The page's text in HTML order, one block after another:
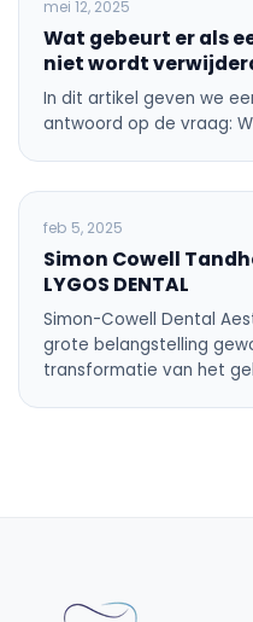
mei 12, 2025
Wat gebeurt er als
niet wordt
In dit artikel geven we
antwoord op de vraag:
ALGEMENE
feb 5, 2025
Simon Cowell
LYGOS DENTAL
Simon-Cowell Dental
grote belangstelling
transformatie van het